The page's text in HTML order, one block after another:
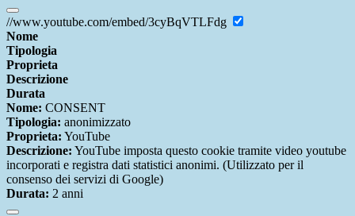
//www.youtube.com/embed/3cyBqVTLFdg
Nome
Tipologia
Proprieta
Descrizione
Durata
Nome: CONSENT
Tipologia: anonimizzato
Proprieta: YouTube
Descrizione: YouTube imposta questo cookie tramite video youtube
incorporati e registra dati statistici anonimi. (Utilizzato per il
consenso dei servizi di Google)
Durata: 2 anni